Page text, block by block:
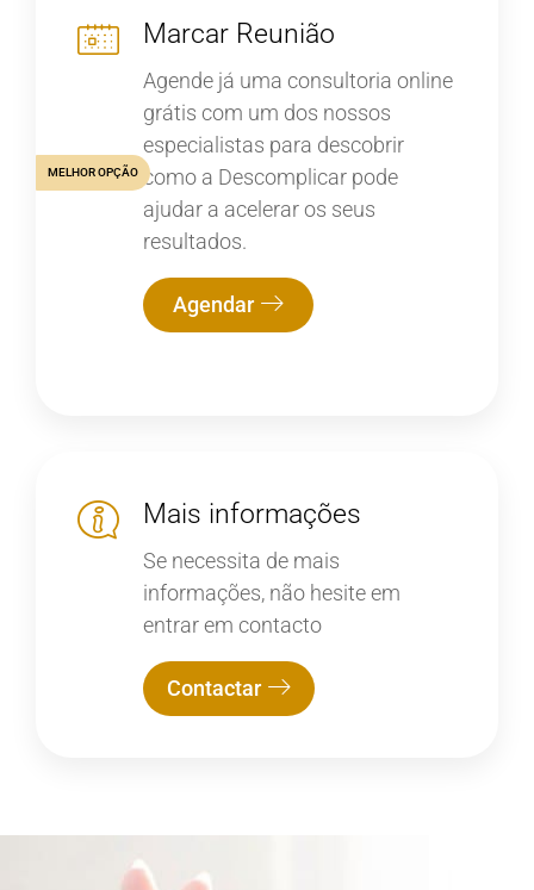
Marcar Reunião
Agende já uma consultoria online
grátis com um dos nossos
especialistas para descobrir
como a Descomplicar pode
ajudar a acelerar os seus
resultados.
Agendar
MELHOR OPÇÃO
Mais informações
Se necessita de mais
informações, não hesite em
entrar em contacto
Contactar